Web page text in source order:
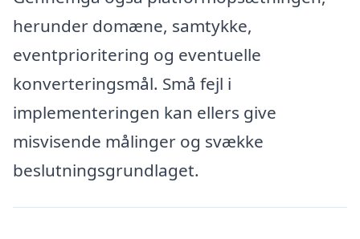
herunder domæne, samtykke,
eventprioritering og eventuelle
konverteringsmål. Små fejl i
implementeringen kan ellers give
misvisende målinger og svække
beslutningsgrundlaget.